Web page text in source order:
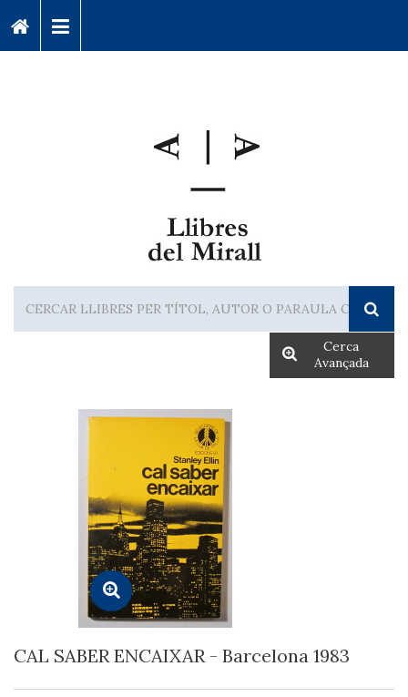
Cerca
Avançada
CAL SABER ENCAIXAR - Barcelona 1983